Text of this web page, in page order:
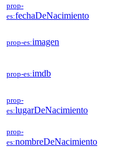
prop-
es:fechaDeNacimiento
prop-es:imagen
prop-es:imdb
prop-
es:lugarDeNacimiento
prop-
es:nombreDeNacimiento